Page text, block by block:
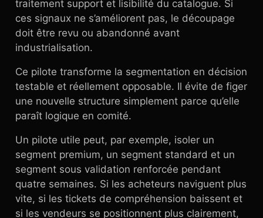
traitement support et lisibilité du catalogue. Si
ces signaux ne s’améliorent pas, le découpage
doit être revu ou abandonné avant
industrialisation.
Ce pilote transforme la segmentation en décision
testable et réellement opposable. Il évite de figer
une nouvelle structure simplement parce qu’elle
paraît logique en comité.
Un pilote utile peut, par exemple, isoler un
segment premium, un segment standard et un
segment sous validation renforcée pendant
quatre semaines. Si les acheteurs naviguent plus
vite, si les tickets de compréhension baissent et
si les vendeurs se positionnent plus clairement,